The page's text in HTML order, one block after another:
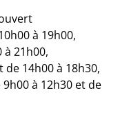
à 19h00,
21h00,
de 14h00 à 18h30,
à 12h30 et de